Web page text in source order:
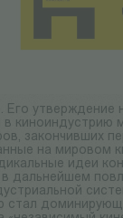
Его утверждение
в киноиндустрию
закончивших
на мировом
идеи
дальнейшем
стал